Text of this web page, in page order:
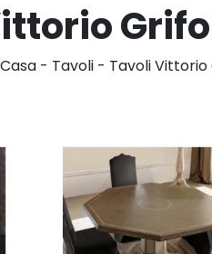
- Tavoli - Tavoli Vittorio